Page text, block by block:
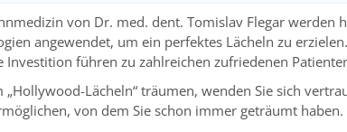
von Dr. med. dent. Tomislav Flegar werden
angewendet, um ein perfektes Lächeln zu
führen zu zahlreichen zufriedenen
„Hollywood-Lächeln“ träumen, wenden Sie sich
von dem Sie schon immer geträumt haben.